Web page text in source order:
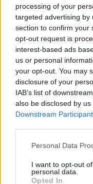
processing of your
targeted advertising by
section to confirm your
opt-out request is
interest-based ads
us or personal
your opt-out. You may
disclosure of your
IAB’s list of
also be disclosed by
Downstream
Please note that this
not limited to your visit
grant or deny consent
Personal Data
I want to opt-out
personal data.
Opted In
Μήνυμα ΕΛΑΣ:
– όχι στα
Ανώτατες πηγές
συγκεκριμένη
χαρακτήρα, αλλά
χαρακτηριστικά
«Το
υποχρέωση. Είναι